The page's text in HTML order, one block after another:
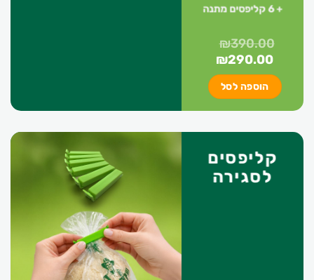
+ 6 קליפסים מתנה
₪390.00
המחיר
המקורי
היה:
₪390.00.
₪290.00
המחיר
הנוכחי
הוא:
₪290.00.
הוספה לסל
קליפסים
לסגירה